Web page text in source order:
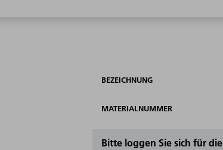
BEZEICHNUNG
MATERIALNUMMER
Bitte loggen Sie sich für